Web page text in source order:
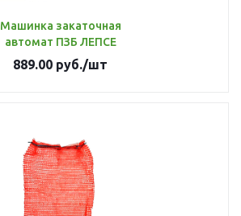
Машинка закаточная
автомат ПЗБ ЛЕПСЕ
889.00 руб./шт